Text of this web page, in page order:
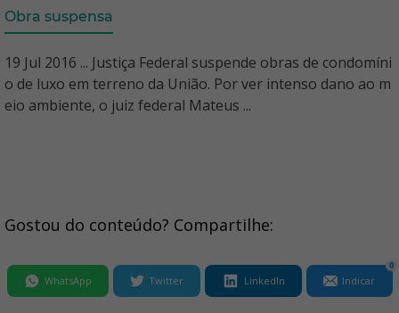
Obra suspensa
19 Jul 2016 ... Justiça Federal suspende obras de condomíni
o de luxo em terreno da União. Por ver intenso dano ao m
eio ambiente, o juiz federal Mateus ...
Gostou do conteúdo? Compartilhe:
WhatsApp Twitter LinkedIn Indicar
0